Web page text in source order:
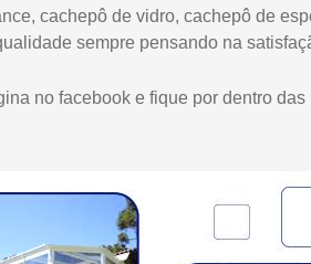
cachepô de vidro, cachepô de
sempre pensando na
no facebook e fique por dentro das